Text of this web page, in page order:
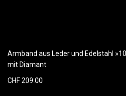
Armband aus Leder und Edelstahl
mit Diamant
CHF 209.00